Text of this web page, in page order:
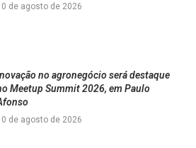
de agosto de 2026
no agronegócio será destaque
Meetup Summit 2026, em Paulo
de agosto de 2026